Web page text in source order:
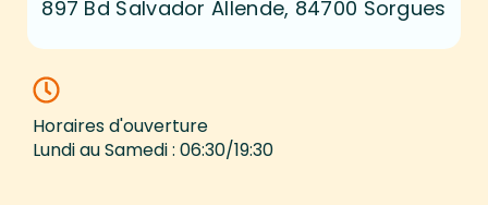
897 Bd Salvador Allende, 84700 Sorgues
Horaires d'ouverture
Lundi au Samedi : 06:30/19:30